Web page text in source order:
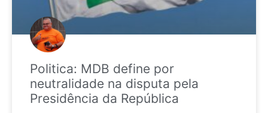
Politica: MDB define por
neutralidade na disputa pela
Presidência da República